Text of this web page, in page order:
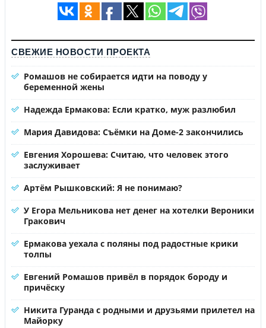
СВЕЖИЕ НОВОСТИ ПРОЕКТА
Ромашов не собирается идти на поводу у
беременной жены
Надежда Ермакова: Если кратко, муж разлюбил
Мария Давидова: Съёмки на Доме-2 закончились
Евгения Хорошева: Считаю, что человек этого
заслуживает
Артём Рышковский: Я не понимаю?
У Егора Мельникова нет денег на хотелки Вероники
Гракович
Ермакова уехала с поляны под радостные крики
толпы
Евгений Ромашов привёл в порядок бороду и
причёску
Никита Гуранда с родными и друзьями прилетел на
Майорку